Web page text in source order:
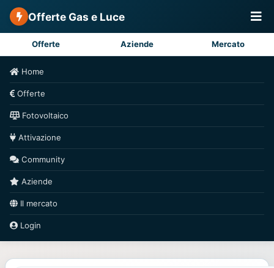
Offerte Gas e Luce
Offerte Aziende Mercato
Home
Offerte
Fotovoltaico
Attivazione
Community
Aziende
Il mercato
Login